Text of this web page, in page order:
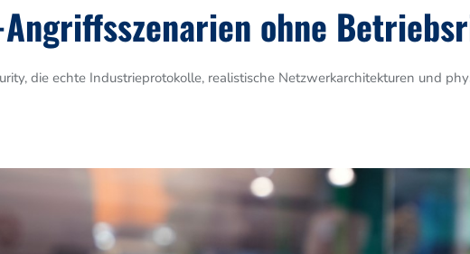
ohne
die echte Industrieprotokolle, realistische Netzwerkarchitekturen und